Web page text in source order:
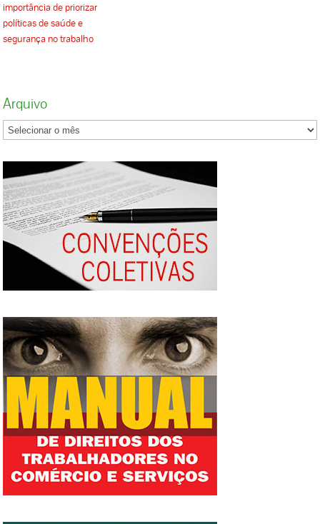
importância de priorizar
políticas de saúde e
segurança no trabalho
Arquivo